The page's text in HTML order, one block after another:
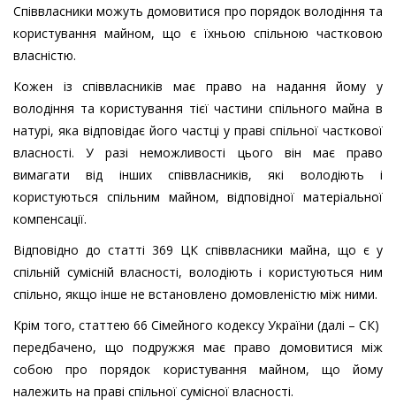
Співвласники можуть домовитися про порядок володіння та
користування майном, що є їхньою спільною частковою
власністю.
Кожен із співвласників має право на надання йому у
володіння та користування тієї частини спільного майна в
натурі, яка відповідає його частці у праві спільної часткової
власності. У разі неможливості цього він має право
вимагати від інших співвласників, які володіють і
користуються спільним майном, відповідної матеріальної
компенсації.
Відповідно до статті 369 ЦК співвласники майна, що є у
спільній сумісній власності, володіють і користуються ним
спільно, якщо інше не встановлено домовленістю між ними.
Крім того, статтею 66 Сімейного кодексу України (далі – СК)
передбачено, що подружжя має право домовитися між
собою про порядок користування майном, що йому
належить на праві спільної сумісної власності.